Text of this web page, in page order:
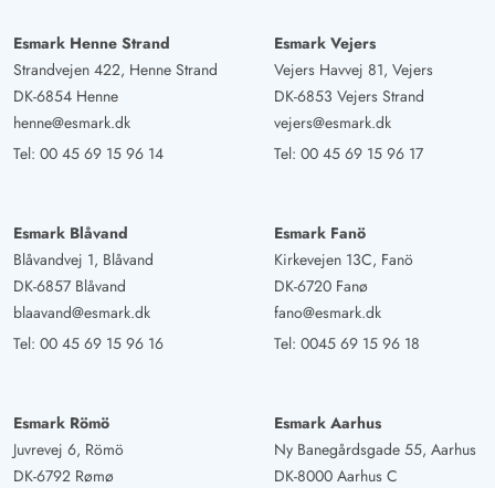
Esmark Henne Strand
Strandvejen 422, Henne Strand
DK-6854 Henne
henne@esmark.dk
Tel: 00 45 69 15 96 14
Esmark Vejers
Vejers Havvej 81, Vejers
DK-6853 Vejers Strand
vejers@esmark.dk
Tel: 00 45 69 15 96 17
Esmark Blåvand
Blåvandvej 1, Blåvand
DK-6857 Blåvand
blaavand@esmark.dk
Tel: 00 45 69 15 96 16
Esmark Fanö
Kirkevejen 13C, Fanö
DK-6720 Fanø
fano@esmark.dk
Tel: 0045 69 15 96 18
Esmark Römö
Juvrevej 6, Römö
DK-6792 Rømø
Esmark Aarhus
Ny Banegårdsgade 55, Aarhus
DK-8000 Aarhus C